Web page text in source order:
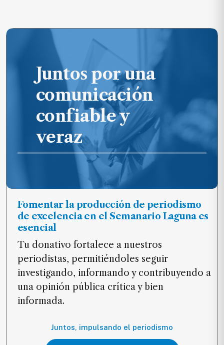
Juntos por una
comunicación
confiable y
veraz
Fomentar la producción de periodismo
de excelencia en el Semanario Laguna es
esencial
Tu donativo fortalece a nuestros
periodistas, permitiéndoles seguir
investigando, informando y contribuyendo a
una opinión pública crítica y bien
informada.
Juntos, impulsando el periodismo